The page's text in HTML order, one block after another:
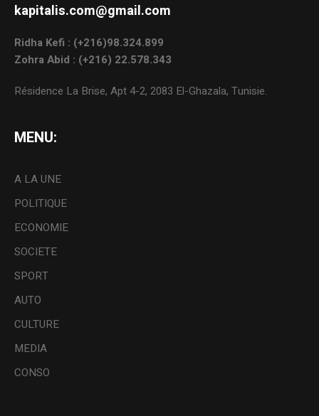
kapitalis.com@gmail.com
Ridha Kefi : (+216)98.324.899
Zohra Abid : (+216) 22.578.343
Résidence La Brise, Apt 4-2, 2083 El-Ghazala, Tunisie.
MENU:
A LA UNE
POLITIQUE
ECONOMIE
SOCIETE
SPORT
AUTO
CULTURE
MEDIA
CONSO